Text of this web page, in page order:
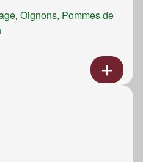
Oignons, Pommes de